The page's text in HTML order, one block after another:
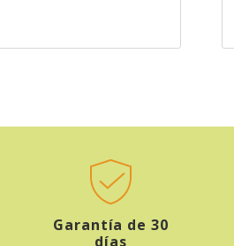
Garantía de 30
días